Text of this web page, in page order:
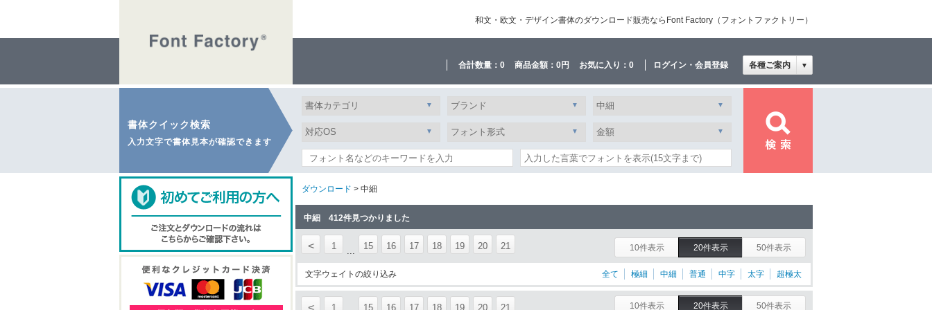
和文・欧文・デザイン書体のダウンロード販売ならFont Factory（フォントファクトリー）
合計数量： 0 商品金額： 0円 お気に入り： 0 ログイン・会員登録 各種ご案内 ▼
書体クイック検索
入力文字で書体見本が確認できます
ダウンロード > 中細
中細 412件見つかりました
< 1 ... 15 16 17 18 19 20 21 10件表示 20件表示 50件表示
文字ウェイトの絞り込み 全て 極細 中細 普通 中字 太字 超極太
< 1 15 16 17 18 19 20 21 10件表示 20件表示 50件表示